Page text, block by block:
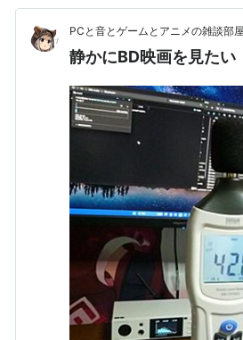
PCと音とゲームとアニメの雑談部
静かにBD映画を見た